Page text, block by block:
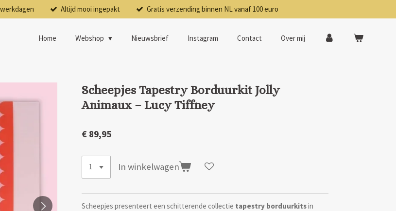
Altijd mooi ingepakt Gratis verzending binnen NL vanaf 100 euro
Home Webshop Nieuwsbrief Instagram Contact Over mij
Scheepjes Tapestry Borduurkit Jolly
Animaux – Lucy Tiffney
€ 89,95
In winkelwagen
Scheepjes presenteert een schitterende collectie tapestry borduurkitsin